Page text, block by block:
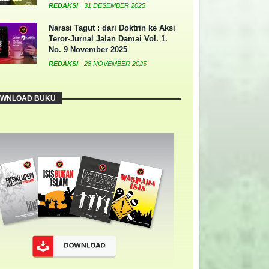
REDAKSI 31 DESEMBER 2025
Narasi Tagut : dari Doktrin ke Aksi
Teror-Jurnal Jalan Damai Vol. 1.
No. 9 November 2025
REDAKSI 28 NOVEMBER 2025
BUKU